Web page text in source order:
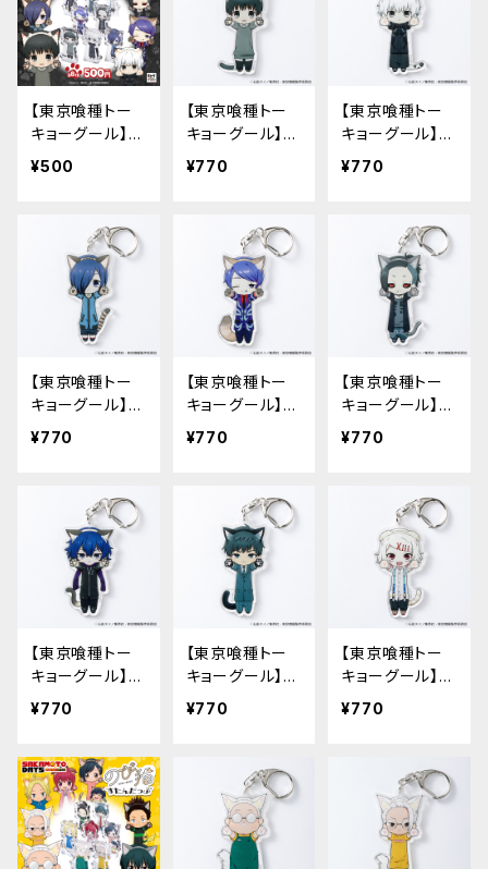
【東京喰種トー
キョーグール】の
び猫すたんだっ
¥500
【東京喰種トー
キョーグール】の
び猫アクリルキ
¥770
【東京喰種トー
キョーグール】の
び猫アクリルキ
¥770
【東京喰種トー
キョーグール】の
び猫アクリルキ
¥770
【東京喰種トー
キョーグール】の
び猫アクリルキ
¥770
【東京喰種トー
キョーグール】の
び猫アクリルキ
¥770
【東京喰種トー
キョーグール】の
び猫アクリルキ
¥770
【東京喰種トー
キョーグール】の
び猫アクリルキ
¥770
【東京喰種トー
キョーグール】の
び猫アクリルキ
¥770